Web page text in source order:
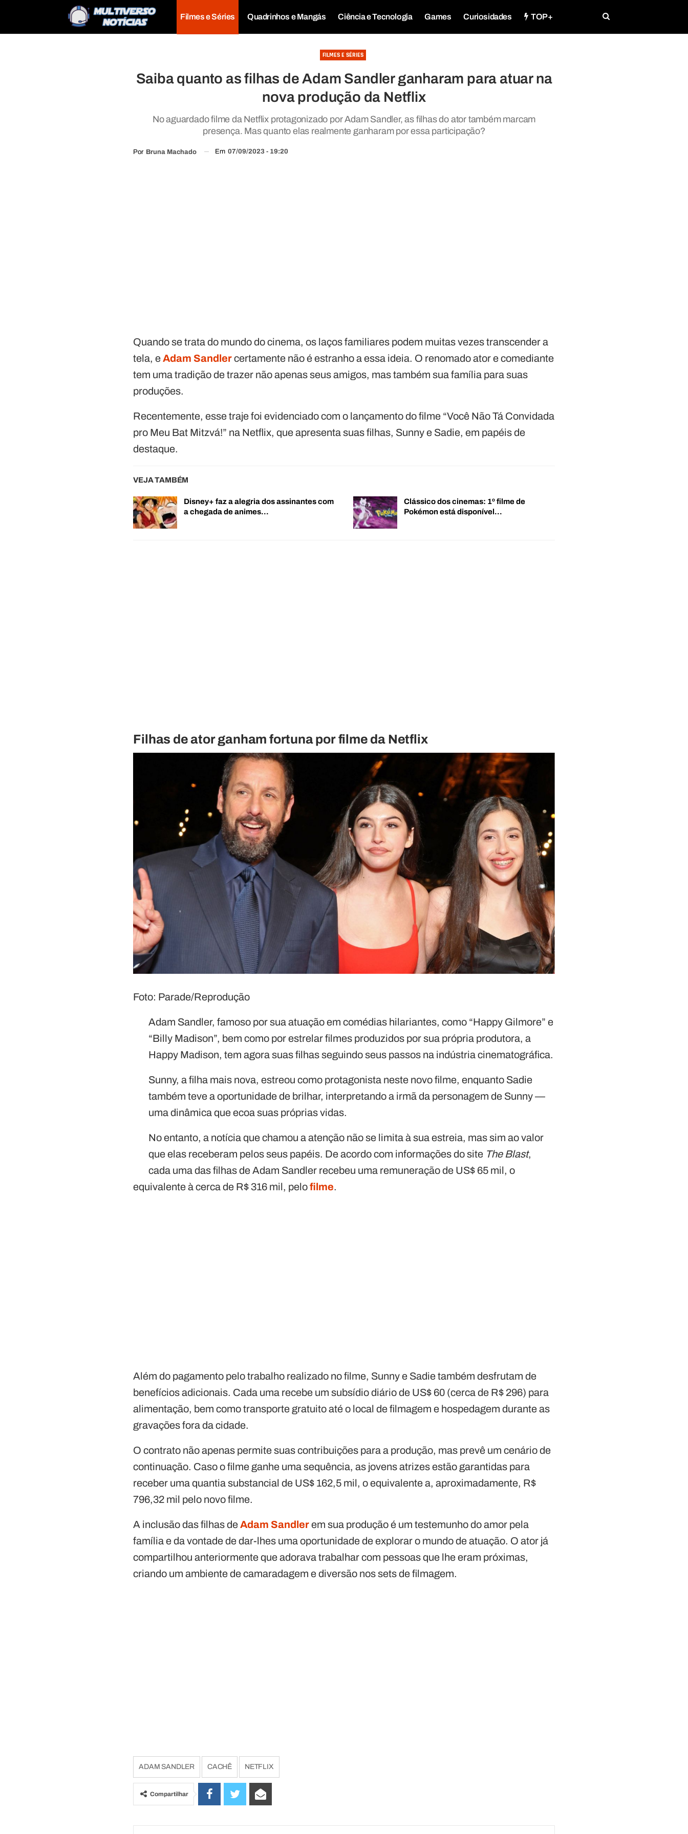
Filmes e Séries Quadrinhos e Mangás Ciência e Tecnologia Games Curiosidades TOP+
FILMES E SÉRIES
Saiba quanto as filhas de Adam Sandler ganharam para atuar na
nova produção da Netflix
No aguardado filme da Netflix protagonizado por Adam Sandler, as filhas do ator também marcam
presença. Mas quanto elas realmente ganharam por essa participação?
Por Bruna Machado Em 07/09/2023 - 19:20
Quando se trata do mundo do cinema, os laços familiares podem muitas vezes transcender a
tela, eAdam Sandlercertamente não é estranho a essa ideia. O renomado ator e comediante
tem uma tradição de trazer não apenas seus amigos, mas também sua família para suas
produções.
Recentemente, esse traje foi evidenciado com o lançamento do filme “Você Não Tá Convidada
pro Meu Bat Mitzvá!” na Netflix, que apresenta suas filhas, Sunny e Sadie, em papéis de
destaque.
VEJA TAMBÉM
Disney+ faz a alegria dos assinantes com
a chegada de animes…
Clássico dos cinemas: 1º filme de
Pokémon está disponível…
Filhas de ator ganham fortuna por filme da Netflix
Foto: Parade/Reprodução
Adam Sandler, famoso por sua atuação em comédias hilariantes, como “Happy Gilmore” e
“Billy Madison”, bem como por estrelar filmes produzidos por sua própria produtora, a
Happy Madison, tem agora suas filhas seguindo seus passos na indústria cinematográfica.
Sunny, a filha mais nova, estreou como protagonista neste novo filme, enquanto Sadie
também teve a oportunidade de brilhar, interpretando a irmã da personagem de Sunny —
uma dinâmica que ecoa suas próprias vidas.
No entanto, a notícia que chamou a atenção não se limita à sua estreia, mas sim ao valor
que elas receberam pelos seus papéis. De acordo com informações do site The Blast,
cada uma das filhas de Adam Sandler recebeu uma remuneração de US$ 65 mil, o
equivalente à cerca de R$ 316 mil, pelofilme.
Além do pagamento pelo trabalho realizado no filme, Sunny e Sadie também desfrutam de
benefícios adicionais. Cada uma recebe um subsídio diário de US$ 60 (cerca de R$ 296) para
alimentação, bem como transporte gratuito até o local de filmagem e hospedagem durante as
gravações fora da cidade.
O contrato não apenas permite suas contribuições para a produção, mas prevê um cenário de
continuação. Caso o filme ganhe uma sequência, as jovens atrizes estão garantidas para
receber uma quantia substancial de US$ 162,5 mil, o equivalente a, aproximadamente, R$
796,32 mil pelo novo filme.
A inclusão das filhas deAdam Sandlerem sua produção é um testemunho do amor pela
família e da vontade de dar-lhes uma oportunidade de explorar o mundo de atuação. O ator já
compartilhou anteriormente que adorava trabalhar com pessoas que lhe eram próximas,
criando um ambiente de camaradagem e diversão nos sets de filmagem.
ADAM SANDLER CACHÊ NETFLIX
Compartilhar